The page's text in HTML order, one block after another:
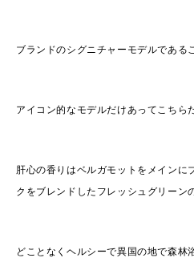
ブランドのシグニチャーモデルである
アイコン的なモデルだけあってこちら
肝心の香りはベルガモットをメインに
クをブレンドしたフレッシュグリーン
どことなくヘルシーで異国の地で森林